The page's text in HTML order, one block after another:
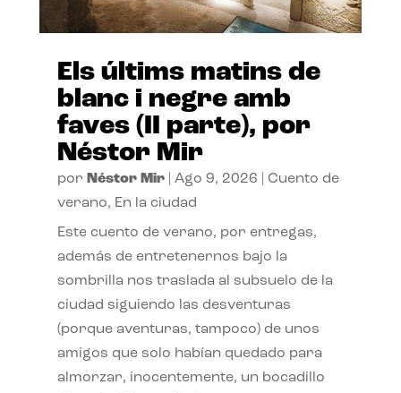
Els últims matins de
blanc i negre amb
faves (II parte), por
Néstor Mir
por Néstor Mir| Ago 9, 2026
Cuento de
verano, En la ciudad
Este cuento de verano, por entregas,
además de entretenernos bajo la
sombrilla nos traslada al subsuelo de la
ciudad siguiendo las desventuras
(porque aventuras, tampoco) de unos
amigos que solo habían quedado para
almorzar, inocentemente, un bocadillo